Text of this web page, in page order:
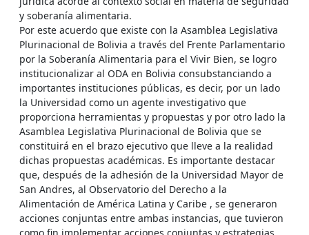
y soberanía alimentaria.
Por este acuerdo que existe con la Asamblea Legislativa
Plurinacional de Bolivia a través del Frente Parlamentario
por la Soberanía Alimentaria para el Vivir Bien, se logro
institucionalizar al ODA en Bolivia consubstanciando a
importantes instituciones públicas, es decir, por un lado
la Universidad como un agente investigativo que
proporciona herramientas y propuestas y por otro lado la
Asamblea Legislativa Plurinacional de Bolivia que se
constituirá en el brazo ejecutivo que lleve a la realidad
dichas propuestas académicas. Es importante destacar
que, después de la adhesión de la Universidad Mayor de
San Andres, al Observatorio del Derecho a la
Alimentación de América Latina y Caribe , se generaron
acciones conjuntas entre ambas instancias, que tuvieron